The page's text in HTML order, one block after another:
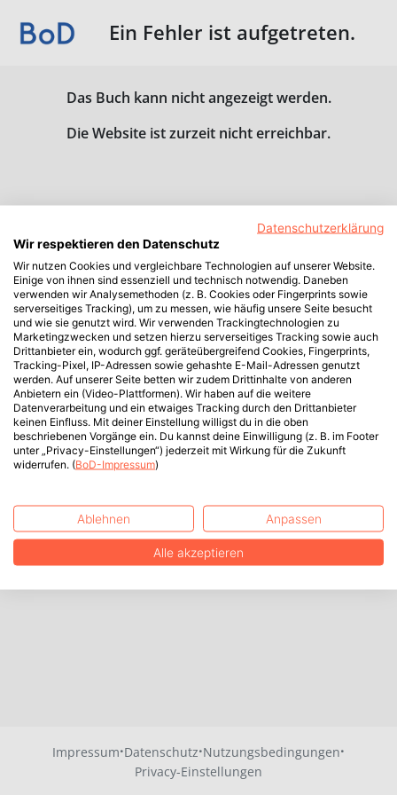
Ein Fehler ist aufgetreten.
Das Buch kann nicht angezeigt werden.
Die Website ist zurzeit nicht erreichbar.
Impressum·Datenschutz·Nutzungsbedingungen·
Privacy-Einstellungen
Datenschutzerklärung
Wir respektieren den Datenschutz
Wir nutzen Cookies und vergleichbare Technologien auf unserer Website.
Einige von ihnen sind essenziell und technisch notwendig. Daneben
verwenden wir Analysemethoden (z. B. Cookies oder Fingerprints sowie
serverseitiges Tracking), um zu messen, wie häufig unsere Seite besucht
und wie sie genutzt wird. Wir verwenden Trackingtechnologien zu
Marketingzwecken und setzen hierzu serverseitiges Tracking sowie auch
Drittanbieter ein, wodurch ggf. geräteübergreifend Cookies, Fingerprints,
Tracking-Pixel, IP-Adressen sowie gehashte E-Mail-Adressen genutzt
werden. Auf unserer Seite betten wir zudem Drittinhalte von anderen
Anbietern ein (Video-Plattformen). Wir haben auf die weitere
Datenverarbeitung und ein etwaiges Tracking durch den Drittanbieter
keinen Einfluss. Mit deiner Einstellung willigst du in die oben
beschriebenen Vorgänge ein. Du kannst deine Einwilligung (z. B. im Footer
unter „Privacy-Einstellungen“) jederzeit mit Wirkung für die Zukunft
widerrufen. (BoD-Impressum)
Ablehnen Anpassen
Alle akzeptieren